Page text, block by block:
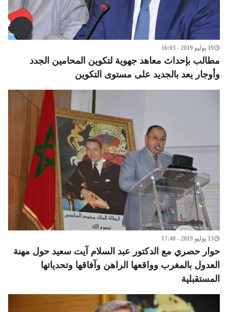
19 يوليو 2019 - 16:03
مطالب بإحداث معاهد جهوية لتكوين المحامين الجدد
وأوجار يعد بالجديد على مستوى التكوين
15 يوليو 2019 - 17:40
حوار حصري مع الدكتور عبد السلام آيت سعيد حول مهنة
العدول بالمغرب وواقعها الراهن وآفاقها وتحدياتها
المستقبلية